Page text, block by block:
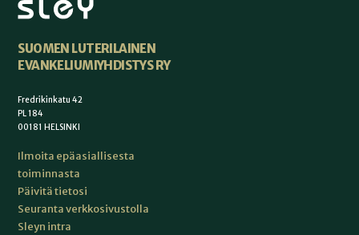
SUOMEN LUTERILAINEN
EVANKELIUMIYHDISTYS RY
Fredrikinkatu 42
PL 184
00181 HELSINKI
Ilmoita epäasiallisesta
toiminnasta
Päivitä tietosi
Seuranta verkkosivustolla
Sleyn intra